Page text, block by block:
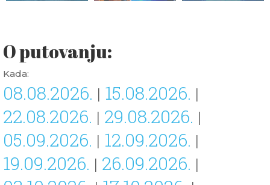
O putovanju:
Kada:
08.08.2026. | 15.08.2026. |
22.08.2026. | 29.08.2026. |
05.09.2026. | 12.09.2026. |
19.09.2026. | 26.09.2026. |